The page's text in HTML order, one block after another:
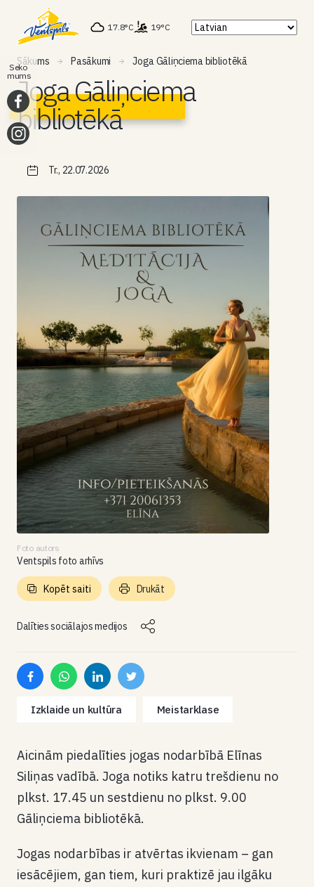
17.8°C 19°C
Sākums Pasākumi Joga Gāliņciema bibliotēkā
Joga Gāliņciema
bibliotēkā
Tr., 22.07.2026
Foto autors
Ventspils foto arhīvs
Dalīties sociālajos medijos
Kopēt saiti Drukāt
Izklaide un kultūra Meistarklase
Aicinām piedalīties jogas nodarbībā Elīnas
Siliņas vadībā. Joga notiks katru trešdienu no
plkst. 17.45 un sestdienu no plkst. 9.00
Gāliņciema bibliotēkā.
Jogas nodarbības ir atvērtas ikvienam – gan
iesācējiem, gan tiem, kuri praktizē jau ilgāku
Seko
mums